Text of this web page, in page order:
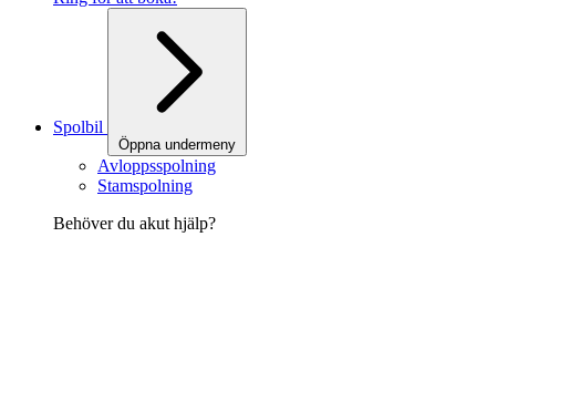
Spolbil
Öppna undermeny
Avloppsspolning
Stamspolning
Behöver du akut hjälp?